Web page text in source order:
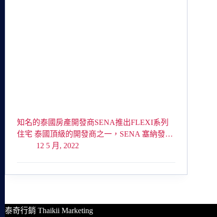
知名的泰國房產開發商SENA推出FLEXI系列
住宅 泰國頂級的開發商之一，SENA 塞納發…
12 5 月, 2022
泰奇行銷 Thaikii Marketing